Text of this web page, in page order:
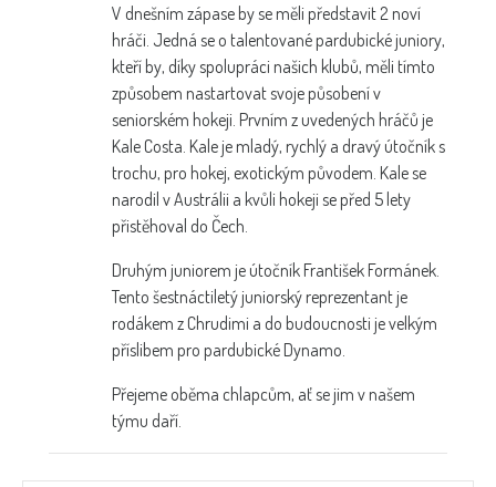
V dnešním zápase by se měli představit 2 noví
hráči. Jedná se o talentované pardubické juniory,
kteří by, díky spolupráci našich klubů, měli tímto
způsobem nastartovat svoje působení v
seniorském hokeji. Prvním z uvedených hráčů je
Kale Costa. Kale je mladý, rychlý a dravý útočník s
trochu, pro hokej, exotickým původem. Kale se
narodil v Austrálii a kvůli hokeji se před 5 lety
přistěhoval do Čech.
Druhým juniorem je útočník František Formánek.
Tento šestnáctiletý juniorský reprezentant je
rodákem z Chrudimi a do budoucnosti je velkým
příslibem pro pardubické Dynamo.
Přejeme oběma chlapcům, ať se jim v našem
týmu daří.